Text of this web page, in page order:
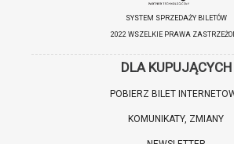
SYSTEM SPRZEDAŻY BILETÓW
2022 WSZELKIE PRAWA
DLA KUPUJĄCYCH
POBIERZ BILET
KOMUNIKATY, ZMIANY